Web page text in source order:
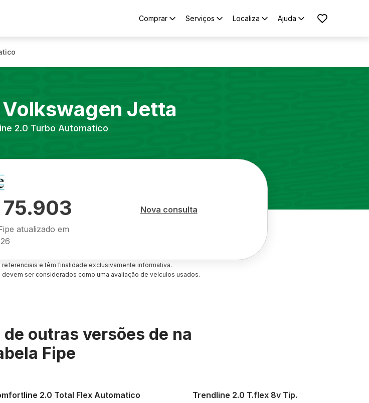
Comprar Serviços Localiza Ajuda
Volkswagen Jetta
2.0 Turbo Automatico
75.903
atualizado em
Nova consulta
e têm finalidade exclusivamente informativa.
ser considerados como uma avaliação de veículos usados.
outras versões de na
Fipe
2.0 Total Flex Automatico Trendline 2.0 T.flex 8v Tip.